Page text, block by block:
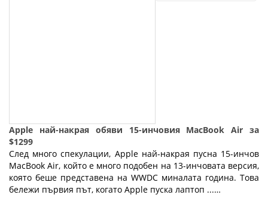
Apple най-накрая обяви 15-инчовия MacBook Air за
$1299
След много спекулации, Apple най-накрая пусна 15-инчов
MacBook Air, който е много подобен на 13-инчовата версия,
която беше представена на WWDC миналата година. Това
бележи първия път, когато Apple пуска лаптоп ...…